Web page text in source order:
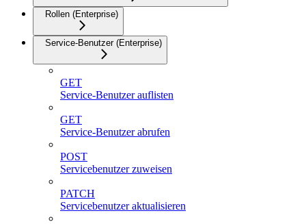
Rollen (Enterprise)
Service-Benutzer (Enterprise)
GET
Service-Benutzer auflisten
GET
Service-Benutzer abrufen
POST
Servicebenutzer zuweisen
PATCH
Servicebenutzer aktualisieren